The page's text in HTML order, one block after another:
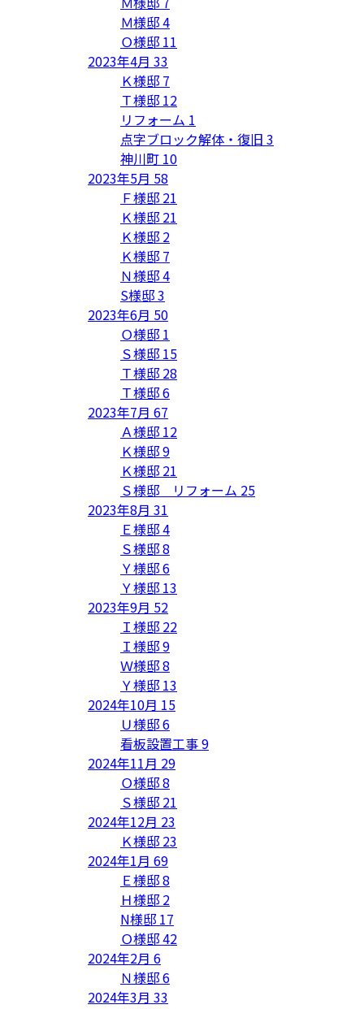
Ｍ様邸4
Ｏ様邸 11
2023年4月 33
Ｋ様邸 7
Ｔ様邸 12
リフォーム 1
点字ブロック解体・復旧 3
神川町 10
2023年5月 58
Ｆ様邸 21
Ｋ様邸 21
Ｋ様邸 2
Ｋ様邸 7
Ｎ様邸4
S様邸3
2023年6月 50
Ｏ様邸 1
Ｓ様邸 15
Ｔ様邸 28
Ｔ様邸6
2023年7月 67
Ａ様邸 12
Ｋ様邸9
Ｋ様邸 21
Ｓ様邸 リフォーム 25
2023年8月 31
Ｅ様邸4
Ｓ様邸8
Ｙ様邸6
Ｙ様邸 13
2023年9月 52
Ｉ様邸 22
Ｉ様邸9
Ｗ様邸8
Ｙ様邸 13
2024年10月 15
Ｕ様邸6
看板設置工事9
2024年11月 29
Ｏ様邸8
Ｓ様邸 21
2024年12月 23
Ｋ様邸 23
2024年1月 69
Ｅ様邸8
Ｈ様邸 2
N様邸 17
Ｏ様邸42
2024年2月 6
Ｎ様邸6
2024年3月 33